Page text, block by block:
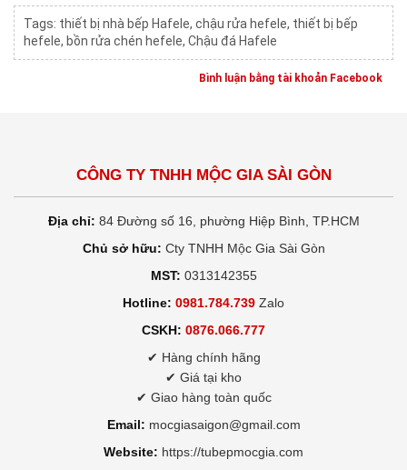
Tags: thiết bị nhà bếp Hafele, chậu rửa hefele, thiết bị bếp
hefele, bồn rửa chén hefele, Chậu đá Hafele
Bình luận bằng tài khoản Facebook
CÔNG TY TNHH MỘC GIA SÀI GÒN
Địa chỉ: 84 Đường số 16, phường Hiệp Bình, TP.HCM
Chủ sở hữu: Cty TNHH Mộc Gia Sài Gòn
MST: 0313142355
Hotline: 0981.784.739 Zalo
CSKH: 0876.066.777
✔ Hàng chính hãng
✔ Giá tại kho
✔ Giao hàng toàn quốc
Email: mocgiasaigon@gmail.com
Website: https://tubepmocgia.com